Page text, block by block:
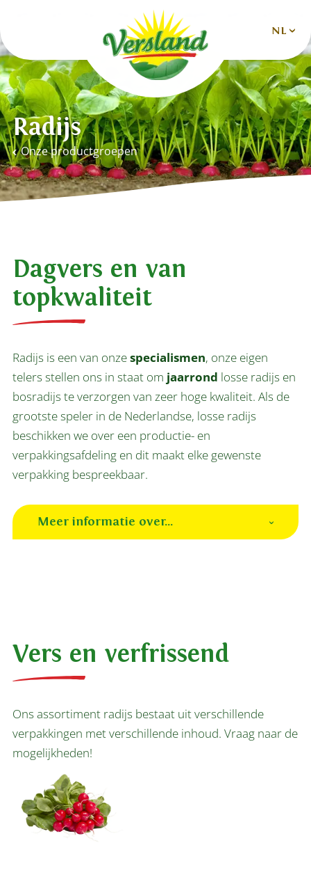
NL
Nederlands
Deutsch
English
Español
Radijs
Onze productgroepen
Dagvers en van
topkwaliteit
Radijs is een van onzespecialismen, onze eigen
telers stellen ons in staat om jaarrond losse radijs en
bosradijs te verzorgen van zeer hoge kwaliteit. Als de
grootste speler in de Nederlandse, losse radijs
beschikken we over een productie- en
verpakkingsafdeling en dit maakt elke gewenste
verpakking bespreekbaar.
Meer informatie over...
Vers en verfrissend
Ons assortiment radijs bestaat uit verschillende
verpakkingen met verschillende inhoud. Vraag naar de
mogelijkheden!